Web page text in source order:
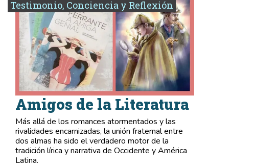
Testimonio, Conciencia y Reflexión
Amigos de la Literatura
Más allá de los romances atormentados y las
rivalidades encarnizadas, la unión fraternal entre
dos almas ha sido el verdadero motor de la
tradición lírica y narrativa de Occidente y América
Latina.